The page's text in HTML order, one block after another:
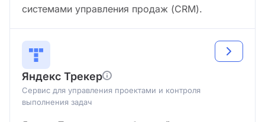
системами управления продаж (CRM).
Яндекс Трекер
Сервис для управления проектами и контроля
выполнения задач